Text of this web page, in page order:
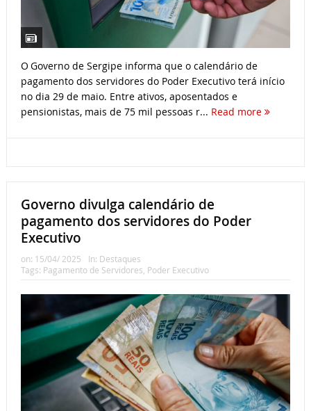
O Governo de Sergipe informa que o calendário de
pagamento dos servidores do Poder Executivo terá início
no dia 29 de maio. Entre ativos, aposentados e
pensionistas, mais de 75 mil pessoas r... Read more
Governo divulga calendário de
pagamento dos servidores do Poder
Executivo
on: 15/04/ 2025 In: Destaques
Tags: Pagamento de Servidores, Poder Executivo